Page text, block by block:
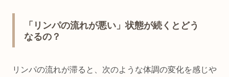
「リンパの流れが悪い」状態が続くとどう
なるの？
リンパの流れが滞ると、次のような体調の変化を感じや